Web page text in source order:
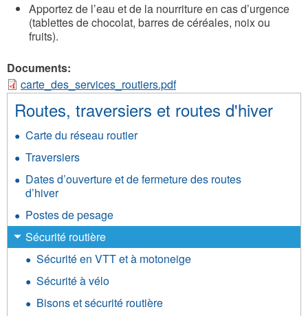
Apportez de l’eau et de la nourriture en cas d’urgence
(tablettes de chocolat, barres de céréales, noix ou
fruits).
Documents:
carte_des_services_routiers.pdf
Routes, traversiers et routes d'hiver
Carte du réseau routier
Traversiers
Dates d’ouverture et de fermeture des routes
d’hiver
Postes de pesage
Sécurité routière
Sécurité en VTT et à motoneige
Sécurité à vélo
Bisons et sécurité routière